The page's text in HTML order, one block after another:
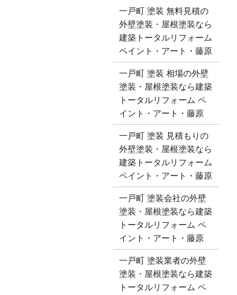
一戸町 塗装 無料見積の
外壁塗装・屋根塗装なら
建築トータルリフォーム
ペイント・アート・藤原
一戸町 塗装 相場の外壁
塗装・屋根塗装なら建築
トータルリフォーム ペ
イント・アート・藤原
一戸町 塗装 見積もりの
外壁塗装・屋根塗装なら
建築トータルリフォーム
ペイント・アート・藤原
一戸町 塗装会社の外壁
塗装・屋根塗装なら建築
トータルリフォーム ペ
イント・アート・藤原
一戸町 塗装業者の外壁
塗装・屋根塗装なら建築
トータルリフォーム ペ